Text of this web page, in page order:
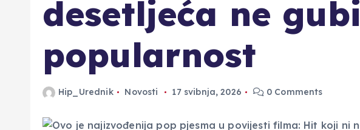
desetljeća ne gubi
popularnost
Hip_Urednik Novosti 17 svibnja, 2026 0 Comments